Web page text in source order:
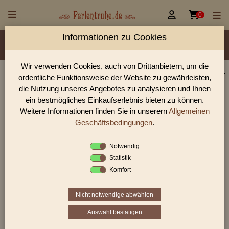
 0
Material/Glassorte Sorte/Form Farbe
Größen
Lochdurchmesser
Perlen Shop für gedrückte Perlen Blüten & Blätter
In unserem Perlen Shop finden sie zahlreich gedrückte Perlen
Blüten & Blätter und viele weiter Glasperlen.
Sie befinden sich in folgender Kategorie:
gedrückte Perlen|Blüten & Blätter
Informationen zu Cookies
Wir verwenden Cookies, auch von Drittanbietern, um die
ordentliche Funktionsweise der Website zu gewährleisten,
die Nutzung unseres Angebotes zu analysieren und Ihnen
ein bestmögliches Einkaufserlebnis bieten zu können.
Weitere Informationen finden Sie in unserernAllgemeinen
Geschäftsbedingungen.
Notwendig
Statistik
Komfort
Nicht notwendige abwählen
Auswahl bestätigen